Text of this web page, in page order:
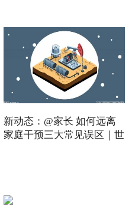
新动态：@家长 如何远离
家庭干预三大常见误区｜世